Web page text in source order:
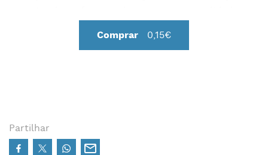
em que a força ou a agressividade são a melhor
Comprar 0,15€
Partilhar